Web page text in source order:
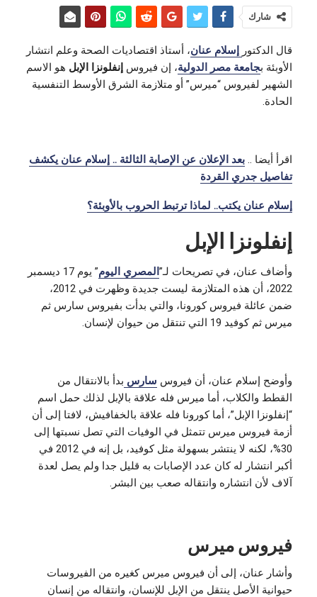
شارك
قال الدكتور إسلام عنان، أستاذ اقتصاديات الصحة وعلم انتشار
الأوبئة بجامعة مصر الدولية، إن فيروس إنفلونزا الإبل هو الاسم
الشهير لفيروس “ميرس” أو متلازمة الشرق الأوسط التنفسية
الحادة.
اقرأ أيضا .. بعد الإعلان عن الإصابة الثالثة .. إسلام عنان يكشف
تفاصيل جدري القردة
إسلام عنان يكتب.. لماذا ترتبط الحروب بالأوبئة؟
إنفلونزا الإبل
وأضاف عنان، في تصريحات لـ” المصري اليوم
” يوم 17 ديسمبر
2022، أن هذه المتلازمة ليست جديدة وظهرت في 2012،
ضمن عائلة فيروس كورونا، والتي بدأت بفيروس سارس ثم
ميرس ثم كوفيد 19 التي تنتقل من حيوان لإنسان.
وأوضح إسلام عنان، أن فيروس سارس بدأ بالانتقال من
القطط والكلاب، أما ميرس فله علاقة بالإبل لذلك حمل اسم
“إنفلونزا الإبل”، أما كورونا فله علاقة بالخفافيش، لافتا إلى أن
أزمة فيروس ميرس تتمثل في الوفيات التي تصل نسبتها إلى
30%، لكنه لا ينتشر بسهولة مثل كوفيد، بل إنه في 2012 في
أكبر انتشار له كان عدد الإصابات به قليل جدا ولم يصل لعدة
آلاف لأن انتشاره وانتقاله صعب بين البشر.
فيروس ميرس
وأشار عنان، إلى أن فيروس ميرس كغيره من الفيروسات
حيوانية الأصل ينتقل من الإبل للإنسان، وانتقاله من إنسان